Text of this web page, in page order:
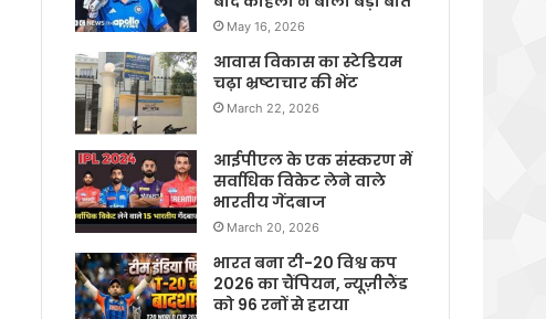
May 16, 2026
आवास विकास का स्टेडियम
चढ़ा भ्रष्टाचार की भेंट
March 22, 2026
आईपीएल के एक संस्करण में
सर्वाधिक विकेट लेने वाले
भारतीय गेंदबाज
March 20, 2026
भारत बना टी-20 विश्व कप
2026 का चैंपियन, न्यूज़ीलैंड
को 96 रनों से हराया